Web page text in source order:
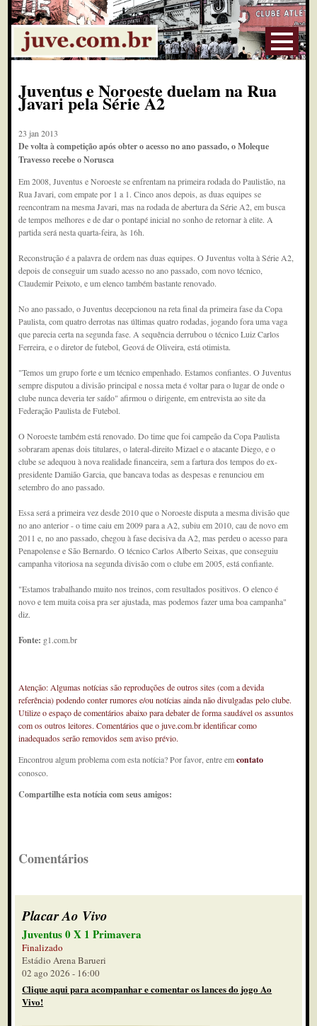
Juventus e Noroeste duelam na Rua
Javari pela Série A2
23 jan 2013
De volta à competição após obter o acesso no ano passado, o Moleque
Travesso recebe o Norusca
Em 2008, Juventus e Noroeste se enfrentam na primeira rodada do Paulistão, na
Rua Javari, com empate por 1 a 1. Cinco anos depois, as duas equipes se
reencontram na mesma Javari, mas na rodada de abertura da Série A2, em busca
de tempos melhores e de dar o pontapé inicial no sonho de retornar à elite. A
partida será nesta quarta-feira, às 16h.
Reconstrução é a palavra de ordem nas duas equipes. O Juventus volta à Série A2,
depois de conseguir um suado acesso no ano passado, com novo técnico,
Claudemir Peixoto, e um elenco também bastante renovado.
No ano passado, o Juventus decepcionou na reta final da primeira fase da Copa
Paulista, com quatro derrotas nas últimas quatro rodadas, jogando fora uma vaga
que parecia certa na segunda fase. A sequência derrubou o técnico Luiz Carlos
Ferreira, e o diretor de futebol, Geová de Oliveira, está otimista.
"Temos um grupo forte e um técnico empenhado. Estamos confiantes. O Juventus
sempre disputou a divisão principal e nossa meta é voltar para o lugar de onde o
clube nunca deveria ter saído" afirmou o dirigente, em entrevista ao site da
Federação Paulista de Futebol.
O Noroeste também está renovado. Do time que foi campeão da Copa Paulista
sobraram apenas dois titulares, o lateral-direito Mizael e o atacante Diego, e o
clube se adequou à nova realidade financeira, sem a fartura dos tempos do ex-
presidente Damião Garcia, que bancava todas as despesas e renunciou em
setembro do ano passado.
Essa será a primeira vez desde 2010 que o Noroeste disputa a mesma divisão que
no ano anterior - o time caiu em 2009 para a A2, subiu em 2010, cau de novo em
2011 e, no ano passado, chegou à fase decisiva da A2, mas perdeu o acesso para
Penapolense e São Bernardo. O técnico Carlos Alberto Seixas, que conseguiu
campanha vitoriosa na segunda divisão com o clube em 2005, está confiante.
"Estamos trabalhando muito nos treinos, com resultados positivos. O elenco é
novo e tem muita coisa pra ser ajustada, mas podemos fazer uma boa campanha"
diz.
Fonte: g1.com.br
Atenção: Algumas notícias são reproduções de outros sites (com a devida
referência) podendo conter rumores e/ou notícias ainda não divulgadas pelo clube.
Utilize o espaço de comentários abaixo para debater de forma saudável os assuntos
com os outros leitores. Comentários que o juve.com.br identificar como
inadequados serão removidos sem aviso prévio.
Encontrou algum problema com esta notícia? Por favor, entre emcontato
conosco.
Compartilhe esta notícia com seus amigos:
Comentários
Placar Ao Vivo
Juventus 0 X 1 Primavera
Finalizado
Estádio Arena Barueri
02 ago 2026 - 16:00
Clique aqui para acompanhar e comentar os lances do jogo Ao
Vivo!